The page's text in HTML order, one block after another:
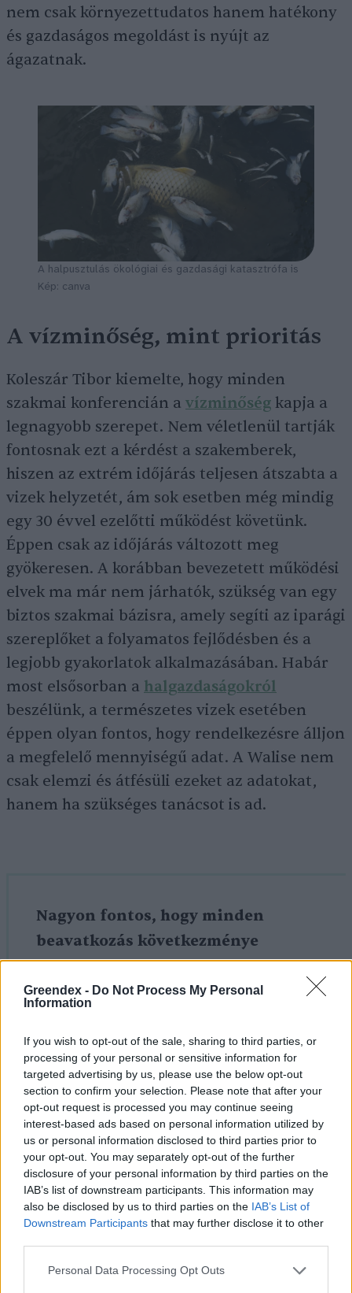
Greendex - Do Not Process My Personal
Information
If you wish to opt-out of the sale, sharing to third parties, or
processing of your personal or sensitive information for
targeted advertising by us, please use the below opt-out
section to confirm your selection. Please note that after your
opt-out request is processed you may continue seeing
interest-based ads based on personal information utilized by
us or personal information disclosed to third parties prior to
your opt-out. You may separately opt-out of the further
disclosure of your personal information by third parties on the
IAB’s list of downstream participants. This information may
also be disclosed by us to third parties on the IAB’s List of
Downstream Participants that may further disclose it to other
Personal Data Processing Opt Outs
nem csak környezettudatos hanem hatékony
és gazdaságos megoldást is nyújt az
ágazatnak.
A halpusztulás ökológiai és gazdasági katasztrófa is
Kép: canva
A vízminőség, mint prioritás
Koleszár Tibor kiemelte, hogy minden
szakmai konferencián a vízminőség kapja a
legnagyobb szerepet. Nem véletlenül tartják
fontosnak ezt a kérdést a szakemberek,
hiszen az extrém időjárás teljesen átszabta a
vizek helyzetét, ám sok esetben még mindig
egy 30 évvel ezelőtti működést követünk.
Éppen csak az időjárás változott meg
gyökeresen. A korábban bevezetett működési
elvek ma már nem járhatók, szükség van egy
biztos szakmai bázisra, amely segíti az iparági
szereplőket a folyamatos fejlődésben és a
legjobb gyakorlatok alkalmazásában. Habár
most elsősorban a halgazdaságokról
beszélünk, a természetes vizek esetében
éppen olyan fontos, hogy rendelkezésre álljon
a megfelelő mennyiségű adat. A Walise nem
csak elemzi és átfésüli ezeket az adatokat,
hanem ha szükséges tanácsot is ad.
Nagyon fontos, hogy minden
beavatkozás következménye
mérhetővé válik. Konkrét megoldások
mellett azt is láthatjuk, hogy milyen
szükséges közbelépés, így akár
visszafordíthatatlannak tűnő
helyzetek is elkerülhetők.
Van, ahol elengedhetetlen,
van, ahol „csak” szükséges
Gazdasági szempontból, mezőgazdasági
haltermelés esetén gyakorlatilag
elengedhetetlen egy ilyen rendszer